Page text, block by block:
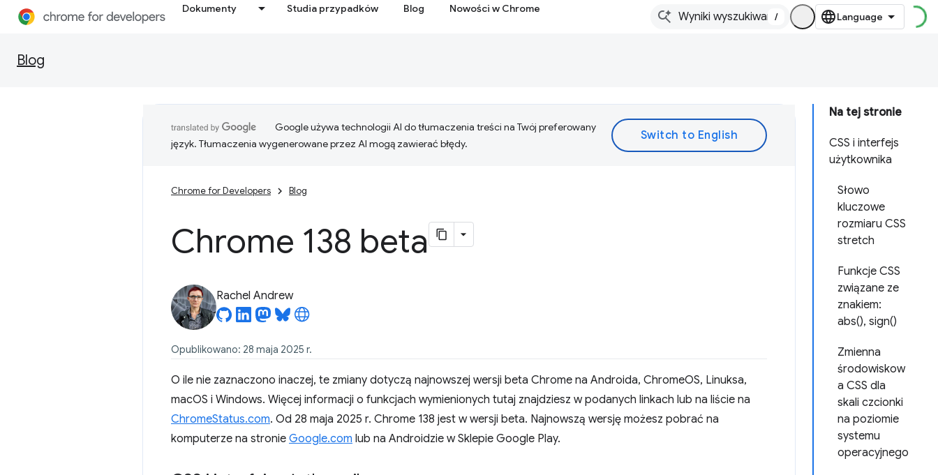
Dokumenty Studia przypadków Blog Nowości w Chrome
/
Blog
Na tej stronie
CSS i interfejs
użytkownika
Słowo
kluczowe
rozmiaru CSS
stretch
Funkcje CSS
związane ze
znakiem:
abs(), sign()
Zmienna
środowiskow
a CSS dla
skali czcionki
na poziomie
systemu
operacyjnego
Google używa technologii AI do tłumaczenia treści na Twój preferowany
język. Tłumaczenia wygenerowane przez AI mogą zawierać błędy.
Chrome for Developers Blog
Chrome 138 beta
Rachel Andrew
Opublikowano: 28 maja 2025 r.
O ile nie zaznaczono inaczej, te zmiany dotyczą najnowszej wersji beta Chrome na Androida, ChromeOS, Linuksa,
macOS i Windows. Więcej informacji o funkcjach wymienionych tutaj znajdziesz w podanych linkach lub na liście na
ChromeStatus.com. Od 28 maja 2025 r. Chrome 138 jest w wersji beta. Najnowszą wersję możesz pobrać na
komputerze na stronie Google.com lub na Androidzie w Sklepie Google Play.